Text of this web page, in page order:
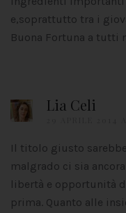
e,soprattutto tra i
Buona Fortuna a tutti
Lia Celi
Il titolo giusto
malgrado ci sia
libertà e opportunità
prima. Quanto alle